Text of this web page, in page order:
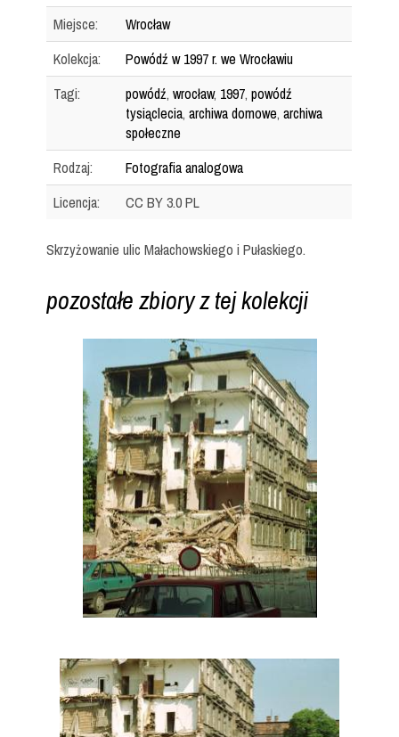
Miejsce:
Wrocław
Kolekcja:
Powódź w 1997 r. we Wrocławiu
Tagi:
powódź,wrocław, 1997,powódź
tysiąclecia,archiwa domowe,archiwa
społeczne
Rodzaj:
Fotografia analogowa
Licencja:
CC BY 3.0 PL
Skrzyżowanie ulic Małachowskiego i Pułaskiego.
pozostałe zbiory z tej kolekcji